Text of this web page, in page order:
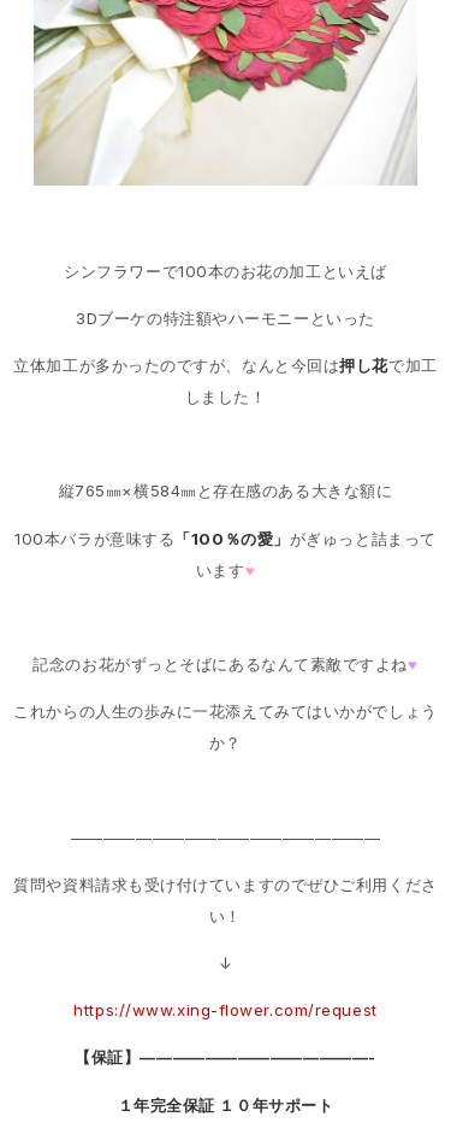
シンフラワーで100本のお花の加工といえば
3Dブーケの特注額やハーモニーといった
立体加工が多かったのですが、なんと今回は押し花で加工
しました！
縦765㎜×横584㎜と存在感のある大きな額に
100本バラが意味する 「100％の愛」 がぎゅっと詰まって
います♥
記念のお花がずっとそばにあるなんて素敵ですよね♥
これからの人生の歩みに一花添えてみてはいかがでしょう
か？
———————————————————
質問や資料請求も受け付けていますのでぜひご利用くださ
い！
↓
https://www.xing-flower.com/request
【保証】——————————————-
１年完全保証 １０年サポート